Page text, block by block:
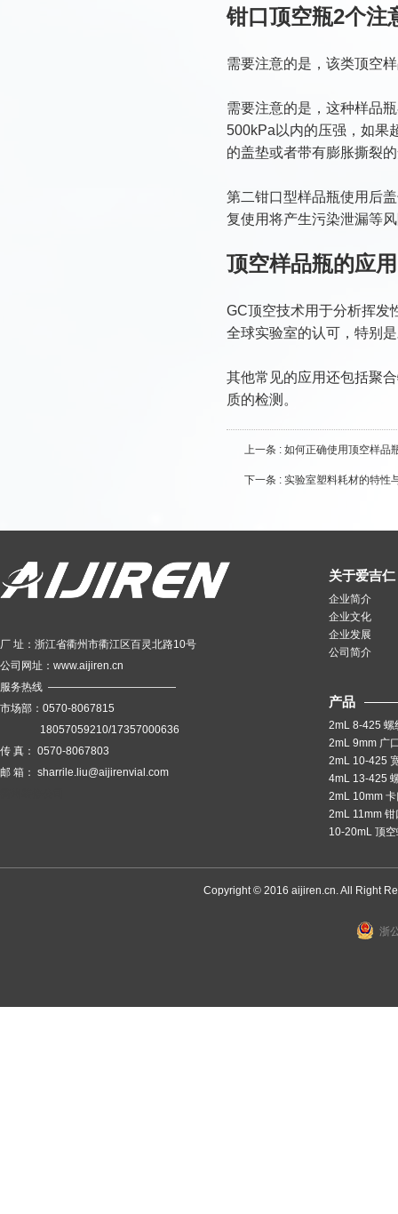
钳口顶空瓶2个注
需要注意的是，该类顶空
需要注意的是，这种样品
500kPa以内的压强，如果
的盖垫或者带有膨胀撕裂
第二钳口型样品瓶使用后
复使用将产生污染泄漏等
顶空样品瓶的应用
GC顶空技术用于分析挥发
全球实验室的认可，特别
其他常见的应用还包括聚
质的检测。
上一条 : 如何正确使用顶空样品
下一条 : 实验室塑料耗材的特性
厂 址：浙江省衢州市衢江区百灵北路10号
公司网址： www.aijiren.cn
服务热线 ————————————
市场部： 0570-8067815
18057059210/17357000636
传 真： 0570-8067803
邮 箱： sharrile.liu@aijirenvial.com
关于爱吉仁
企业简介
企业文化
企业发展
公司简介
产品
2mL 8-425 螺
2mL 9mm 广
2mL 10-425
4mL 13-425
2mL 10mm
2mL 11mm
10-20mL 顶
Copyright © 2016 aijiren.cn. All Right
浙